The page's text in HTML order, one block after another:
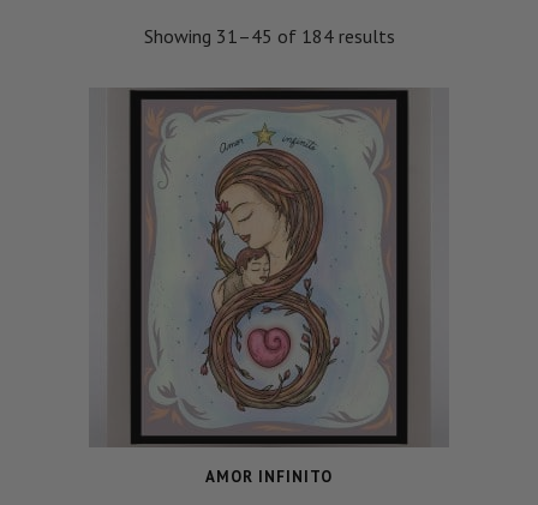
Showing 31–45 of 184 results
AMOR INFINITO